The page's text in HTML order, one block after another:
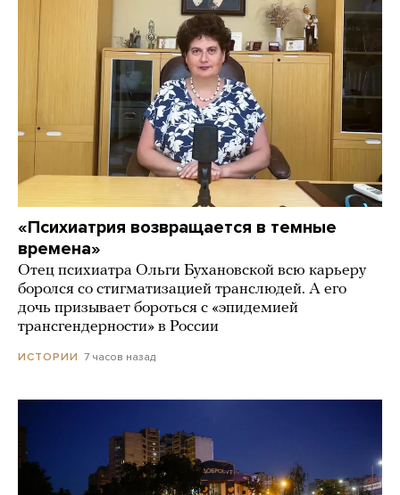
«Психиатрия возвращается в темные
времена»
Отец психиатра Ольги Бухановской всю карьеру
боролся со стигматизацией транслюдей. А его
дочь призывает бороться с «эпидемией
трансгендерности» в России
ИСТОРИИ 7 часов назад